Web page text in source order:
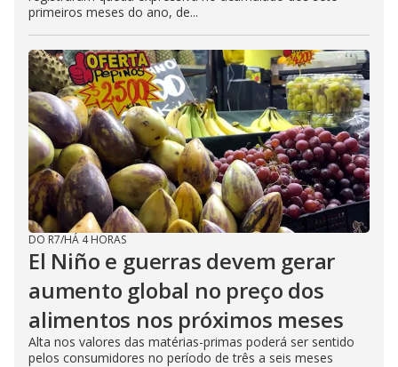
primeiros meses do ano, de...
DO R7/HÁ 4 HORAS
El Niño e guerras devem gerar
aumento global no preço dos
alimentos nos próximos meses
Alta nos valores das matérias-primas poderá ser sentido
pelos consumidores no período de três a seis meses